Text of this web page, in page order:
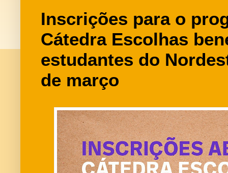
Inscrições para o
Cátedra Escolhas
estudantes do
de março